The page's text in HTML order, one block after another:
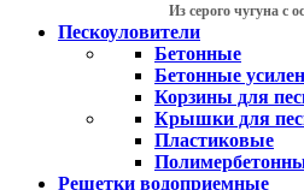
Из серого чугуна с
Пескоуловители
Бетонные
Бетонные
Корзины для
Крышки для
Пластиковые
Решетки водоприемные